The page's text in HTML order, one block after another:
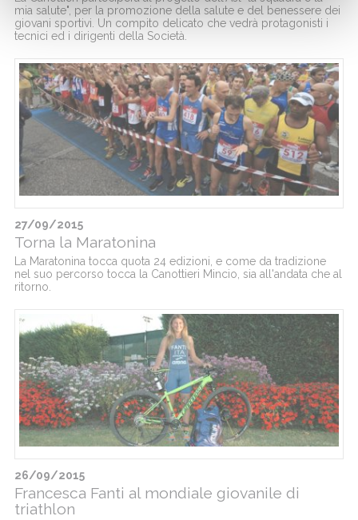
mia salute", per la promozione della salute e del benessere dei
giovani sportivi. Un compito delicato che vedrà protagonisti i
tecnici ed i dirigenti della Società.
27/09/2015
Torna la Maratonina
La Maratonina tocca quota 24 edizioni, e come da tradizione
nel suo percorso tocca la Canottieri Mincio, sia all'andata che al
ritorno.
26/09/2015
Francesca Fanti al mondiale giovanile di
triathlon